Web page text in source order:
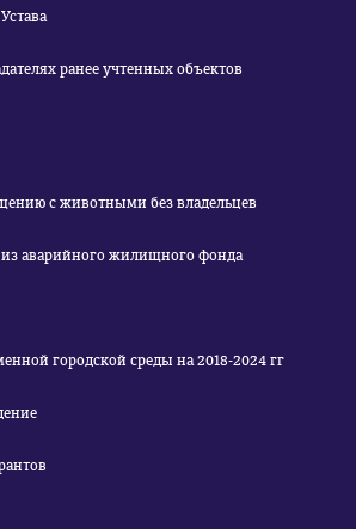
ранее учтенных объектов
с животными без владельцев
из аварийного жилищного фонда
современной городской среды на 2018-2024 гг